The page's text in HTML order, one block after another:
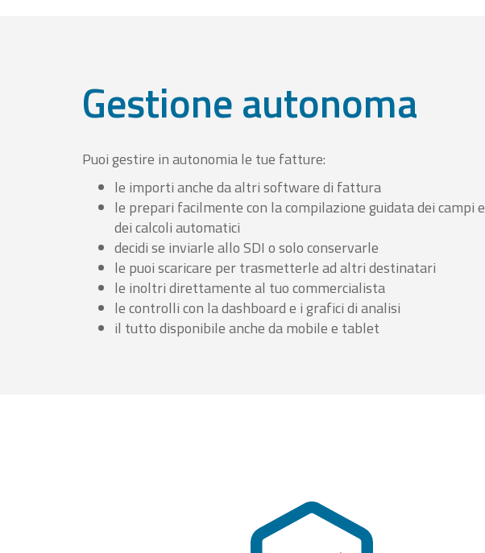
Gestione autonoma
Puoi gestire in autonomia le tue fatture:
le importi anche da altri software di fattura
le prepari facilmente con la compilazione guidata dei campi e
dei calcoli automatici
decidi se inviarle allo SDI o solo conservarle
le puoi scaricare per trasmetterle ad altri destinatari
le inoltri direttamente al tuo commercialista
le controlli con la dashboard e i grafici di analisi
il tutto disponibile anche da mobile e tablet